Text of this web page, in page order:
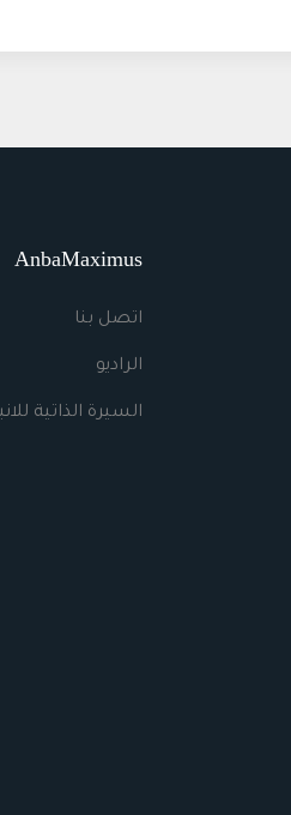
AnbaMaximus
اتصل بنا
الراديو
السيرة الذاتية